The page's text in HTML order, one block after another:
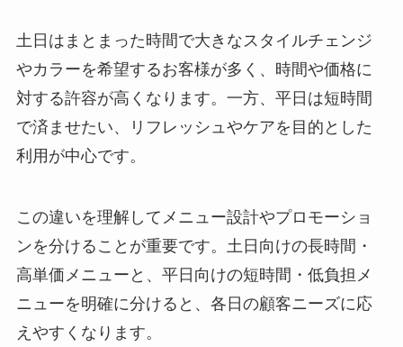
土日はまとまった時間で大きなスタイルチェンジ
やカラーを希望するお客様が多く、時間や価格に
対する許容が高くなります。一方、平日は短時間
で済ませたい、リフレッシュやケアを目的とした
利用が中心です。
この違いを理解してメニュー設計やプロモーショ
ンを分けることが重要です。土日向けの長時間・
高単価メニューと、平日向けの短時間・低負担メ
ニューを明確に分けると、各日の顧客ニーズに応
えやすくなります。